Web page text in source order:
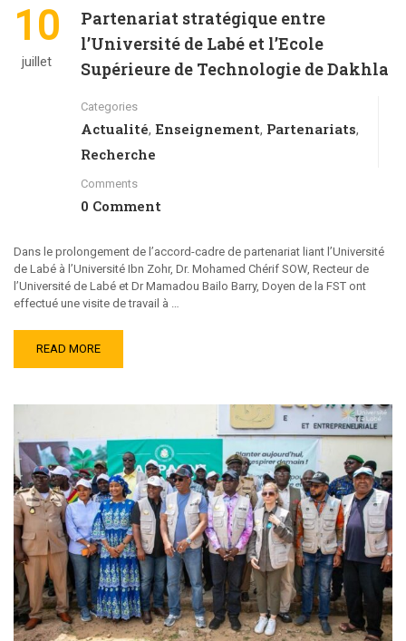
10
juillet
Partenariat stratégique entre
l’Université de Labé et l’Ecole
Supérieure de Technologie de Dakhla
Categories
Actualité, Enseignement, Partenariats,
Recherche
Comments
0 Comment
Dans le prolongement de l’accord-cadre de partenariat liant l’Université
de Labé à l’Université Ibn Zohr, Dr. Mohamed Chérif SOW, Recteur de
l’Université de Labé et Dr Mamadou Bailo Barry, Doyen de la FST ont
effectué une visite de travail à …
READ MORE